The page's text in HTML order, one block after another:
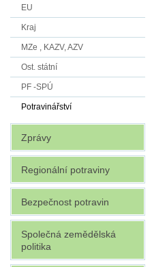
EU
Kraj
MZe , KAZV, AZV
Ost. státní
PF -SPÚ
Potravinářství
Zprávy
Regionální potraviny
Bezpečnost potravin
Společná zemědělská
politika